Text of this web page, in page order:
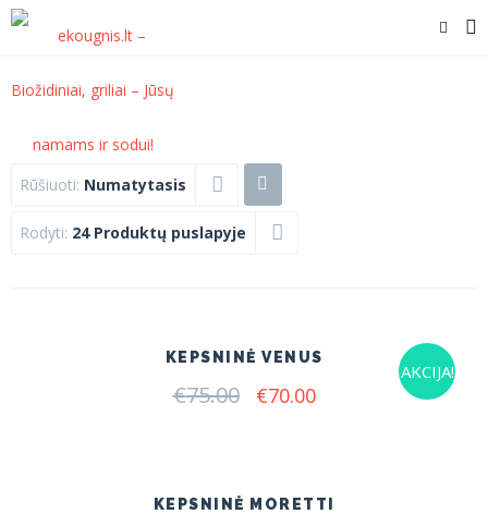
Rūšiuoti: Numatytasis
Rodyti: 24 Produktų puslapyje
AKCIJA!
KEPSNINĖ VENUS
€75.00 Original
€70.00Current
KEPSNINĖ MORETTI